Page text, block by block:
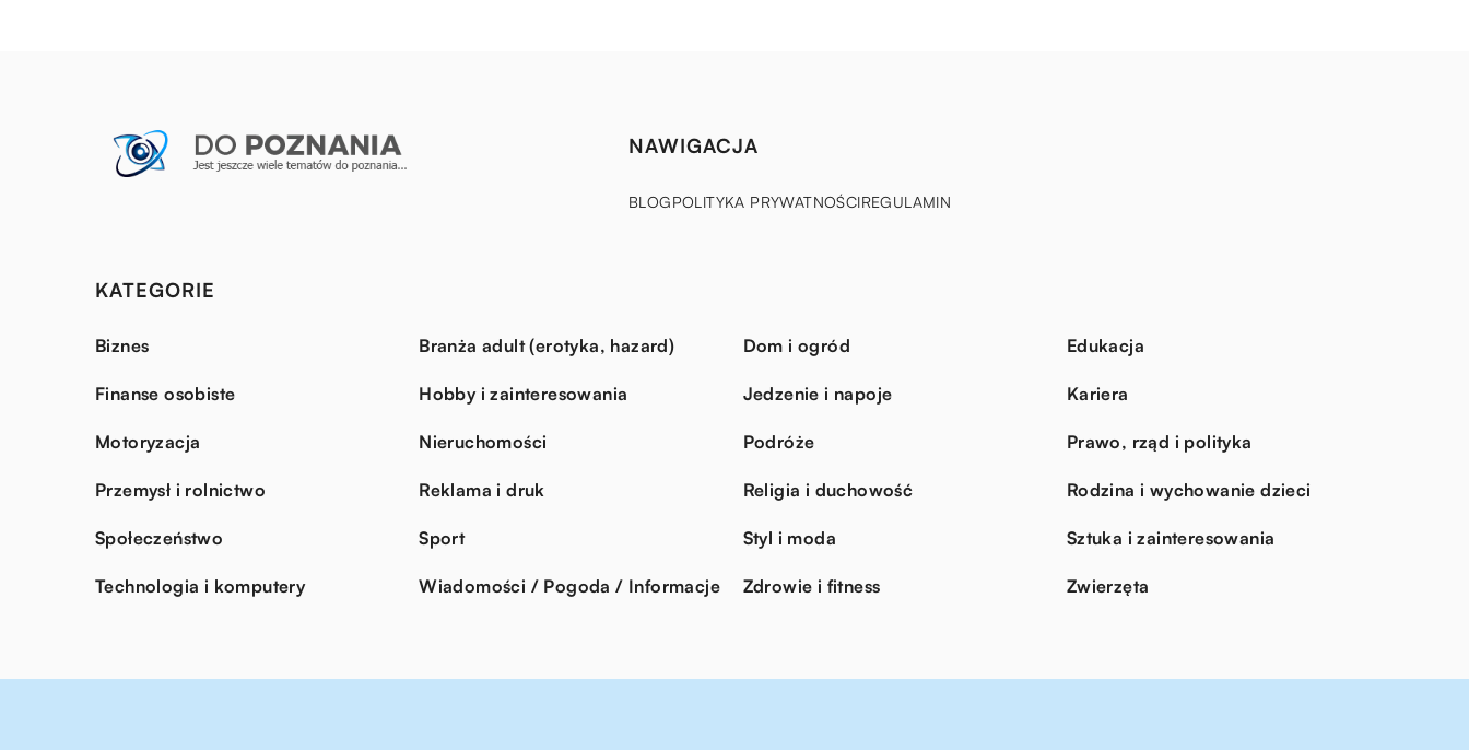
NAWIGACJA
BLOGPOLITYKA PRYWATNOŚCIREGULAMIN
KATEGORIE
Biznes Branża adult (erotyka, hazard) Dom i ogród Edukacja
Finanse osobiste Hobby i zainteresowania Jedzenie i napoje Kariera
Motoryzacja Nieruchomości Podróże Prawo, rząd i polityka
Przemysł i rolnictwo Reklama i druk Religia i duchowość Rodzina i wychowanie dzieci
Społeczeństwo Sport Styl i moda Sztuka i zainteresowania
Technologia i komputery Wiadomości / Pogoda / Informacje Zdrowie i fitness Zwierzęta